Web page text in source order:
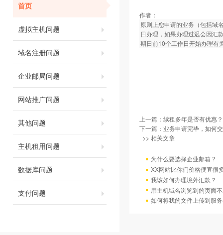
首页
虚拟主机问题
域名注册问题
企业邮局问题
网站推广问题
其他问题
主机租用问题
数据库问题
支付问题
作者：
原则上您申请的业务（包括域
日办理，如果办理过迟会因汇
期日前10个工作日开始办理有
上一篇： 续租多年是否有优惠？
下一篇： 业务申请完毕，如何
>> 相关文章
为什么要选择企业邮箱 ?
XX网站比你们价格便宜很
我该如何办理境外汇款？
用主机域名浏览到的页面
如何将我的文件上传到服